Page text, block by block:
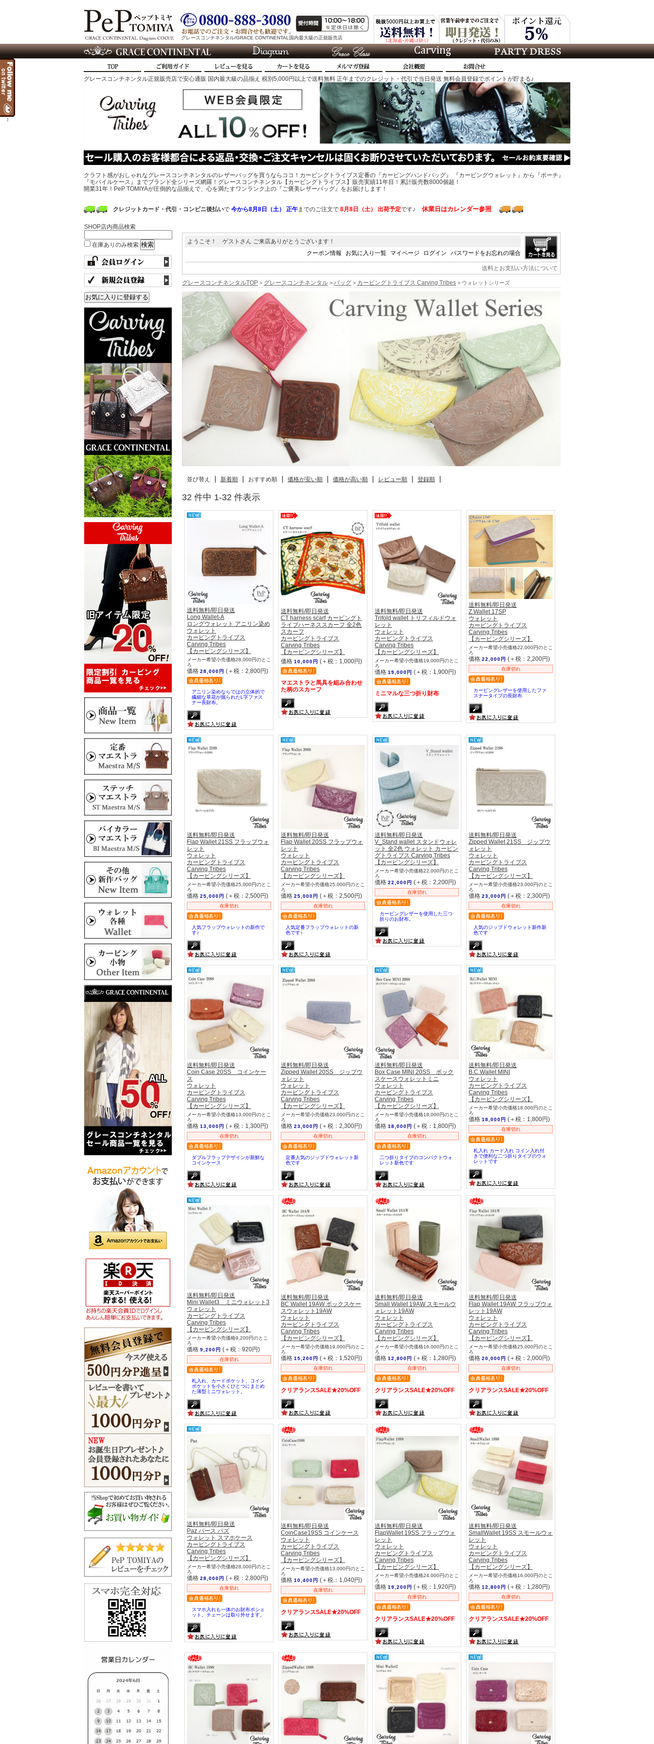
グレースコンチネンタル/GRACE CONTINENTAL国内最大級の正規販売店
グレースコンチネンタル正規販売店で安心通販 国内最大級の品揃え 税別5,000円以上で送料無料 正午までのクレジット・代引で当日発送 無料会員登録でポイントが貯まる♪
クラフト感がおしゃれなグレースコンチネンタルのレザーバッグを買うならココ！カービングトライブス定番の『カービングハンドバッグ』 『カービングウォレット』から『ポーチ』
『モバイルケース』までブランド全シリーズ網羅！グレースコンチネンタル【カービングトライブス】販売実績11年目！累計販売数8000個超！
開業31年！PeP TOMIYAが圧倒的な品揃えで、心を満たすワンランク上の『ご褒美レザーバッグ』をお届けします！
クレジットカード・代引・コンビニ後払いで今から8月8日（土） 正午までのご注文で8月8日（土） 出荷予定です♪ 休業日はカレンダー参照
SHOP店内商品検索
在庫ありのみ検索
t
ようこそ！ ゲストさん ご来店ありがとうございます！
クーポン情報
お気に入り一覧 マイページ ログイン パスワードをお忘れの場合
送料とお支払い方法について
グレースコンチネンタルTOP > グレースコンチネンタル > バッグ > カービングトライブス Carving Tribes > ウォレットシリーズ
並び替え 新着順 おすすめ順 価格が安い順 価格が高い順 レビュー順 登録順
32 件中 1-32 件表示
送料無料/即日発送
Long Wallet-A
ロングウォレット アニリン染め
ウォレット
カービングトライブス
Carving Tribes
【カービングシリーズ】
メーカー希望小売価格28,000円のとこ
ろ
価格 28,000円 (＋税：2,800円)
アニリン染めならではの立体的で
繊細な草花が掘られたL字ファス
ナー長財布。
送料無料/即日発送
CT harness scarf カービングト
ライブハーネススカーフ 全2色
スカーフ
カービングトライブス
Carving Tribes
【カービングシリーズ】
価格 10,000円 (＋税：1,000円)
マエストラと馬具を組み合わせ
た柄のスカーフ
送料無料/即日発送
Trifold wallet トリフィルドウォ
レット
ウォレット
カービングトライブス
Carving Tribes
【カービングシリーズ】
メーカー希望小売価格19,000円のとこ
ろ
価格 19,000円 (＋税：1,900円)
ミニマルな三つ折り財布
送料無料/即日発送
Z.Wallet 17SP
ウォレット
カービングトライブス
Carving Tribes
【カービングシリーズ】
メーカー希望小売価格22,000円のとこ
ろ
価格 22,000円 (＋税：2,200円)
在庫切れ
カービングレザーを使用したファ
スナータイプの長財布
送料無料/即日発送
Flap Wallet 21SS フラップウォ
レット
ウォレット
カービングトライブス
Carving Tribes
【カービングシリーズ】
メーカー希望小売価格25,000円のとこ
ろ
価格 25,000円 (＋税：2,500円)
在庫切れ
人気フラップウォレットの新作で
す♪
送料無料/即日発送
Flap Wallet 20SS フラップウォ
レット
ウォレット
カービングトライブス
Carving Tribes
【カービングシリーズ】
メーカー希望小売価格25,000円のとこ
ろ
価格 25,000円 (＋税：2,500円)
在庫切れ
人気定番フラップウォレットの新
色です♪
送料無料/即日発送
V_Stand wallet スタンドウォレ
ット 全2色 ウォレット カービン
グトライブス Carving Tribes
【カービングシリーズ】
メーカー希望小売価格22,000円のとこ
ろ
価格 22,000円 (＋税：2,200円)
在庫切れ
カービングレザーを使用した三つ
折りのお財布。
送料無料/即日発送
Zipped Wallet 21SS ジップウ
ォレット
ウォレット
カービングトライブス
Carving Tribes
【カービングシリーズ】
メーカー希望小売価格23,000円のとこ
ろ
価格 23,000円 (＋税：2,300円)
在庫切れ
人気のジップドウォレット新作新
色です
送料無料/即日発送
Coin Case 20SS コインケー
ス
ウォレット
カービングトライブス
Carving Tribes
【カービングシリーズ】
メーカー希望小売価格13,000円のとこ
ろ
価格 13,000円 (＋税：1,300円)
在庫切れ
ダブルフラップデザインが新鮮な
コインケース
送料無料/即日発送
Zipped Wallet 20SS ジップウ
ォレット
ウォレット
カービングトライブス
Carving Tribes
【カービングシリーズ】
メーカー希望小売価格23,000円のとこ
ろ
価格 23,000円 (＋税：2,300円)
在庫切れ
定番人気のジップドウォレット新
色です
送料無料/即日発送
Box Case MINI 20SS ボック
スケースウォレットミニ
ウォレット
カービングトライブス
Carving Tribes
【カービングシリーズ】
メーカー希望小売価格18,000円のとこ
ろ
価格 18,000円 (＋税：1,800円)
在庫切れ
二つ折りタイプのコンパクトウォ
レット新色です
送料無料/即日発送
B.C.Wallet MINI
ウォレット
カービングトライブス
Carving Tribes
【カービングシリーズ】
メーカー希望小売価格18,000円のとこ
ろ
価格 18,000円 (＋税：1,800円)
在庫切れ
札入れ カード入れ コイン入れ付
きで便利な二つ折りタイプのウォ
レットです
送料無料/即日発送
Mini Wallet3 ミニウォレット3
ウォレット
カービングトライブス
Carving Tribes
【カービングシリーズ】
メーカー希望小売価格9,200円のとこ
ろ
価格 9,200円 (＋税：920円)
在庫切れ
札入れ、カードポケット、コイン
ポケットを小さくひとつにまとめ
た薄型ミニウォレット。
送料無料/即日発送
BC Wallet 19AW ボックスケー
スウォレット19AW
ウォレット
カービングトライブス
Carving Tribes
【カービングシリーズ】
メーカー希望小売価格19,000円のとこ
ろ
価格 15,200円 (＋税：1,520円)
在庫切れ
クリアランスSALE★20%OFF
送料無料/即日発送
Small Wallet 19AW スモールウ
ォレット19AW
ウォレット
カービングトライブス
Carving Tribes
【カービングシリーズ】
メーカー希望小売価格16,000円のとこ
ろ
価格 12,800円 (＋税：1,280円)
在庫切れ
クリアランスSALE★20%OFF
送料無料/即日発送
Flap Wallet 19AW フラップウォ
レット19AW
ウォレット
カービングトライブス
Carving Tribes
【カービングシリーズ】
メーカー希望小売価格25,000円のとこ
ろ
価格 20,000円 (＋税：2,000円)
在庫切れ
クリアランスSALE★20%OFF
送料無料/即日発送
Paz パース パズ
ウォレット スマホケース
カービングトライブス
Carving Tribes
【カービングシリーズ】
メーカー希望小売価格28,000円のとこ
ろ
価格 28,000円 (＋税：2,800円)
在庫切れ
スマホ入れも一体のお財布ポシェ
ット。チェーンは取り外せます。
送料無料/即日発送
CoinCase19SS コインケース
ウォレット
カービングトライブス
Carving Tribes
【カービングシリーズ】
メーカー希望小売価格13,000円のとこ
ろ
価格 10,400円 (＋税：1,040円)
在庫切れ
クリアランスSALE★20%OFF
送料無料/即日発送
FlapWallet 19SS フラップウォ
レット
ウォレット
カービングトライブス
Carving Tribes
【カービングシリーズ】
メーカー希望小売価格24,000円のとこ
ろ
価格 19,200円 (＋税：1,920円)
在庫切れ
クリアランスSALE★20%OFF
送料無料/即日発送
SmallWallet 19SS スモールウォ
レット
ウォレット
カービングトライブス
Carving Tribes
【カービングシリーズ】
メーカー希望小売価格16,000円のとこ
ろ
価格 12,800円 (＋税：1,280円)
在庫切れ
クリアランスSALE★20%OFF